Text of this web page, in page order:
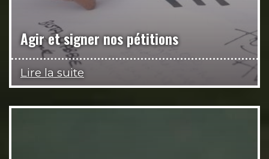
Agir et signer nos pétitions
Lire la suite